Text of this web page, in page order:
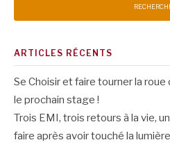
ARTICLES RÉCENTS
Se Choisir et faire tourner la roue
le prochain stage !
Trois EMI, trois retours à la vie,
faire après avoir touché la